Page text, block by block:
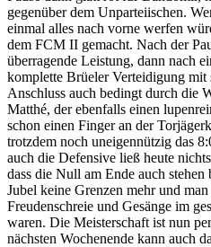
gegenüber dem Unparteiischen.
einmal alles nach vorne werfen
dem FCM II gemacht. Nach der
überragende Leistung, dann nach
komplette Brüeler Verteidigung mit
Anschluss auch bedingt durch die
Matthé, der ebenfalls einen
schon einen Finger an der
trotzdem noch uneigennützig das
auch die Defensive ließ heute
dass die Null am Ende auch
Jubel keine Grenzen mehr und
Freudenschreie und Gesänge im
waren. Die Meisterschaft ist nun
nächsten Wochenende kann auch